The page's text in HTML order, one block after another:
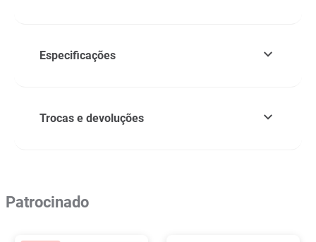
Especificações
Trocas e devoluções
Patrocinado